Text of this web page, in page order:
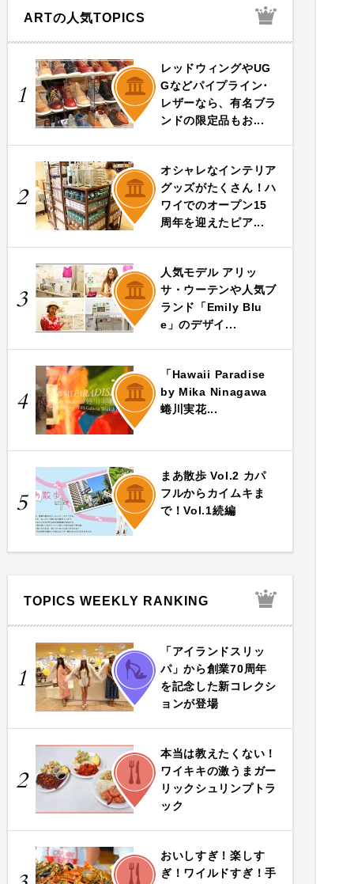
ARTの人気TOPICS
1
ART
レッドウィングやUG
Gなどパイプライン･
レザーなら、有名ブラ
ンドの限定品もお...
2
ART
オシャレなインテリア
グッズがたくさん！ハ
ワイでのオープン15
周年を迎えたピア...
3
ART
人気モデル アリッ
サ・ウーテンや人気ブ
ランド「Emily Blu
e」のデザイ...
4
ART「Hawaii Paradise
by Mika Ninagawa
蜷川実花...
5
ART
まあ散歩 Vol.2 カパ
フルからカイムキま
で！Vol.1続編
TOPICS WEEKLY RANKING
1
FASHION
「アイランドスリッ
パ」から創業70周年
を記念した新コレクシ
ョンが登場
2
FOOD
本当は教えたくない！
ワイキキの激うまガー
リックシュリンプトラ
ック
FOOD
おいしすぎ！楽しす
ぎ！ワイルドすぎ！手